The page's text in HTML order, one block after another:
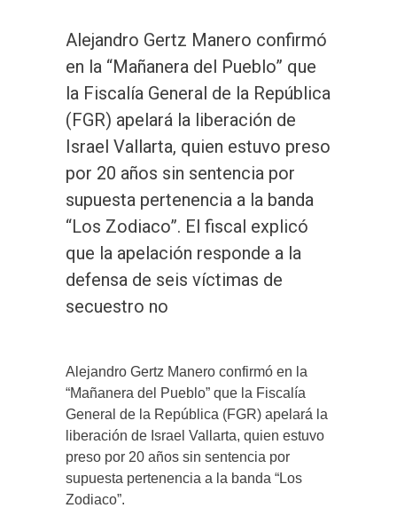
Alejandro Gertz Manero confirmó
en la “Mañanera del Pueblo” que
la Fiscalía General de la República
(FGR) apelará la liberación de
Israel Vallarta, quien estuvo preso
por 20 años sin sentencia por
supuesta pertenencia a la banda
“Los Zodiaco”. El fiscal explicó
que la apelación responde a la
defensa de seis víctimas de
secuestro no
Alejandro Gertz Manero confirmó en la
“Mañanera del Pueblo” que la Fiscalía
General de la República (FGR) apelará la
liberación de Israel Vallarta, quien estuvo
preso por 20 años sin sentencia por
supuesta pertenencia a la banda “Los
Zodiaco”.